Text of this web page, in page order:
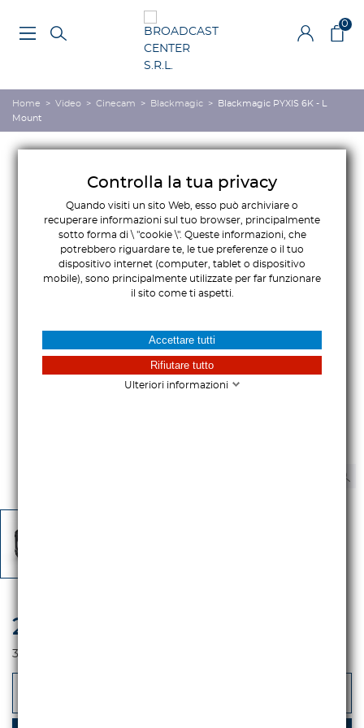
0
Home > Video > Cinecam > Blackmagic >
Blackmagic PYXIS 6K - L
Mount
2.645,00 €
3.226,90 €
Controlla la tua privacy
Quando visiti un sito Web, esso può archiviare o
recuperare informazioni sul tuo browser, principalmente
sotto forma di \ "cookie \". Queste informazioni, che
potrebbero riguardare te, le tue preferenze o il tuo
dispositivo internet (computer, tablet o dispositivo
mobile), sono principalmente utilizzate per far funzionare
il sito come ti aspetti.
Ulteriori informazioni
Accettare tutti
Rifiutare tutto